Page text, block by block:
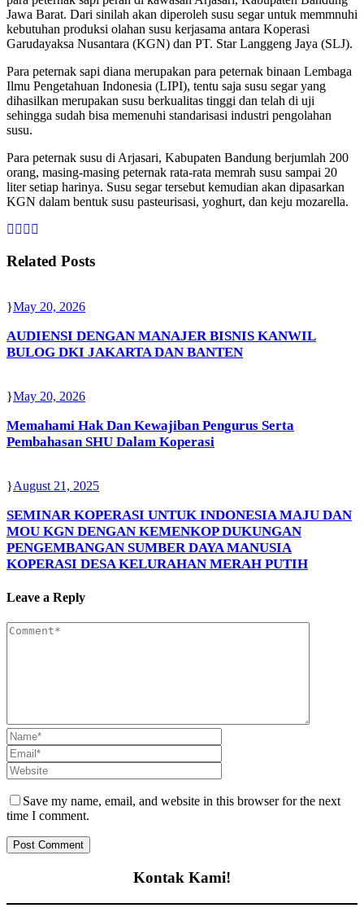
Jawa Barat. Dari sinilah akan diperoleh susu segar untuk memmnuhi
kebutuhan produksi olahan susu kerjasama antara Koperasi
Garudayaksa Nusantara (KGN) dan PT. Star Langgeng Jaya (SLJ).
Para peternak sapi diana merupakan para peternak binaan Lembaga
Ilmu Pengetahuan Indonesia (LIPI), tentu saja susu segar yang
dihasilkan merupakan susu berkualitas tinggi dan telah di uji
sehingga sudah bisa memenuhi standarisasi industri pengolahan
susu.
Para peternak susu di Arjasari, Kabupaten Bandung berjumlah 200
orang, masing-masing peternak rata-rata memrah susu sampai 20
liter setiap harinya. Susu segar tersebut kemudian akan dipasarkan
KGN dalam bentuk susu pasteurisasi, yoghurt, dan keju mozarella.
Related Posts
May 20, 2026
AUDIENSI DENGAN MANAJER BISNIS KANWIL
BULOG DKI JAKARTA DAN BANTEN
May 20, 2026
Memahami Hak Dan Kewajiban Pengurus Serta
Pembahasan SHU Dalam Koperasi
August 21, 2025
SEMINAR KOPERASI UNTUK INDONESIA MAJU DAN
MOU KGN DENGAN KEMENKOP DUKUNGAN
PENGEMBANGAN SUMBER DAYA MANUSIA
KOPERASI DESA KELURAHAN MERAH PUTIH
Leave a Reply
Save my name, email, and website in this browser for the next
time I comment.
Kontak Kami!